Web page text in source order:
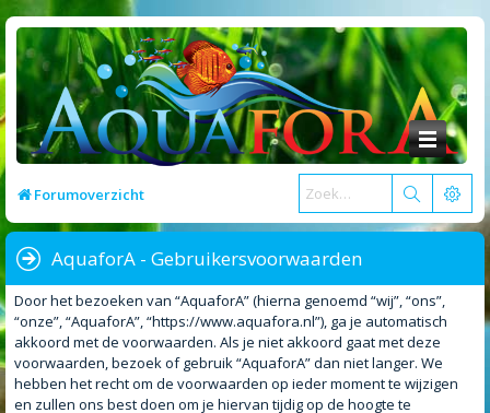
Forumoverzicht
AquaforA - Gebruikersvoorwaarden
Door het bezoeken van “AquaforA” (hierna genoemd “wij”, “ons”,
“onze”, “AquaforA”, “https://www.aquafora.nl”), ga je automatisch
akkoord met de voorwaarden. Als je niet akkoord gaat met deze
voorwaarden, bezoek of gebruik “AquaforA” dan niet langer. We
hebben het recht om de voorwaarden op ieder moment te wijzigen
en zullen ons best doen om je hiervan tijdig op de hoogte te